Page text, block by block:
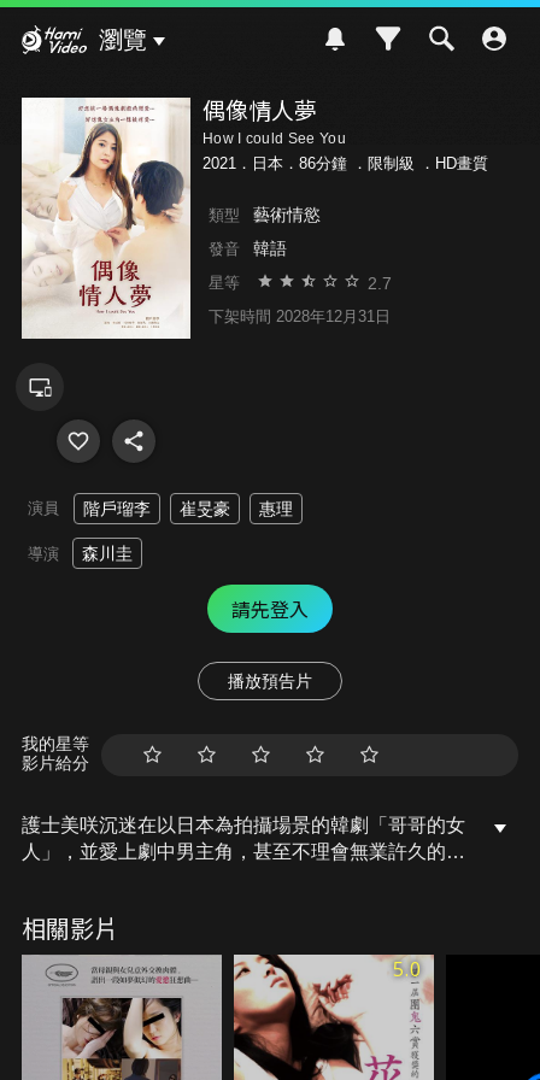
瀏覽
偶像情人夢
How I could See You
2021．日本．86分鐘 ． 限制級 ．HD畫質
類型 藝術情慾
發音 韓語
星等 2.7
下架時間 2028年12月31日
演員 階戶瑠李 崔旻豪 惠理
導演 森川圭
請先登入
播放預告片
我的星等
影片給分
護士美咲沉迷在以日本為拍攝場景的韓劇「哥哥的女
人」，並愛上劇中男主角，甚至不理會無業許久的丈
相識。回到家中的美咲在觀看韓劇時發現剛才的公園
場景，背景還有著與自己極為相似的身影…。有一
天，浩太郎介紹了偶然認識的韓國男性，美咲發現他
就是飾演劇中男主角哥哥的演員，隨後追了出去，沒
想到男主角本人就在眼前…。
相關影片
5.0